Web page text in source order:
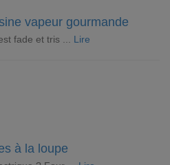
vapeur gourmande
fade et tris ... Lire
à la loupe